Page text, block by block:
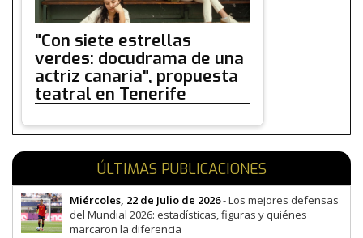
"Con siete estrellas
verdes: docudrama de una
actriz canaria", propuesta
teatral en Tenerife
ÚLTIMAS PUBLICACIONES
Miércoles, 22 de Julio de 2026- Los mejores defensas
del Mundial 2026: estadísticas, figuras y quiénes
marcaron la diferencia